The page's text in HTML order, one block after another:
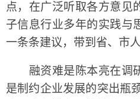
点，在广泛听取各方意见
子信息行业多年的实践与
一条条建议，带到省、市人
融资难是陈本亮在调
是制约企业发展的突出瓶